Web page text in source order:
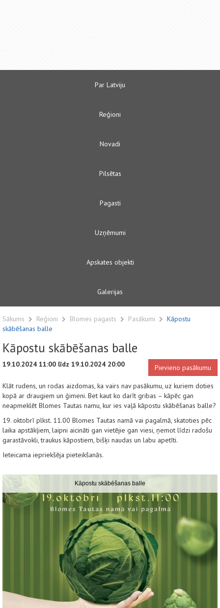
Par Latviju
Reģioni
Novadi
Pilsētas
Pagasti
Uzņēmumi
Apskates objekti
Galerijas
Sākums Reģioni Blomes pagasts Pasākumi
Kāpostu
skābēšanas balle
Kāpostu skābēšanas balle
19.10.2024 11:00 līdz 19.10.2024 20:00 Pievieno pasākumu
Klāt rudens, un rodas aizdomas, ka vairs nav pasākumu, uz kuriem doties
kopā ar draugiem un ģimeni. Bet kaut ko darīt gribas – kāpēc gan
neapmeklēt Blomes Tautas namu, kur ies vaļā kāpostu skābēšanas balle?
19. oktobrī plkst. 11.00 Blomes Tautas namā vai pagalmā, skatoties pēc
laika apstākļiem, laipni aicināti gan vietējie gan viesi, ņemot līdzi radošu
garastāvokli, traukus kāpostiem, bišķi naudas un labu apetīti.
Ieteicama iepriekšēja pieteikšanās.
Kāpostu skābēšanas balle